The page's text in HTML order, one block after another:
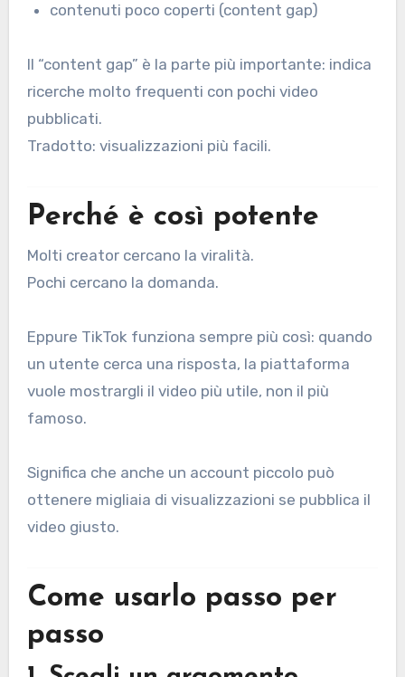
contenuti poco coperti (content gap)
Il “content gap” è la parte più importante: indica
ricerche molto frequenti con pochi video
pubblicati.
Tradotto: visualizzazioni più facili.
Perché è così potente
Molti creator cercano la viralità.
Pochi cercano la domanda.
Eppure TikTok funziona sempre più così: quando
un utente cerca una risposta, la piattaforma
vuole mostrargli il video più utile, non il più
famoso.
Significa che anche un account piccolo può
ottenere migliaia di visualizzazioni se pubblica il
video giusto.
Come usarlo passo per
passo